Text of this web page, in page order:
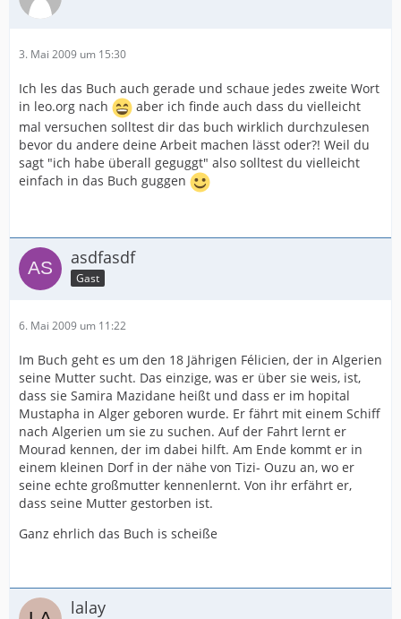
3. Mai 2009 um 15:30
Ich les das Buch auch gerade und schaue jedes zweite Wort
in leo.org nach
aber ich finde auch dass du vielleicht
mal versuchen solltest dir das buch wirklich durchzulesen
bevor du andere deine Arbeit machen lässt oder?! Weil du
sagt "ich habe überall geguggt" also solltest du vielleicht
einfach in das Buch guggen
asdfasdf
Gast
6. Mai 2009 um 11:22
Im Buch geht es um den 18 Jährigen Félicien, der in Algerien
seine Mutter sucht. Das einzige, was er über sie weis, ist,
dass sie Samira Mazidane heißt und dass er im hopital
Mustapha in Alger geboren wurde. Er fährt mit einem Schiff
nach Algerien um sie zu suchen. Auf der Fahrt lernt er
Mourad kennen, der im dabei hilft. Am Ende kommt er in
einem kleinen Dorf in der nähe von Tizi- Ouzu an, wo er
seine echte großmutter kennenlernt. Von ihr erfährt er,
dass seine Mutter gestorben ist.
Ganz ehrlich das Buch is scheiße
lalay